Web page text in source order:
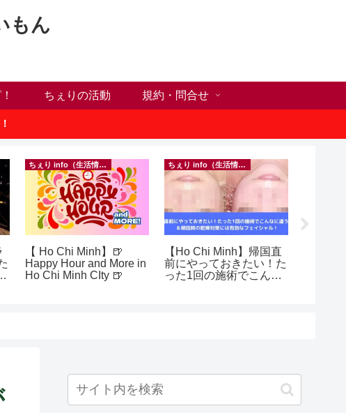
もん
ちぇりの活動 規約・問合せ
ちぇり info（生活情報）
【 Ho Chi Minh】🍺
Happy Hour and More in
Ho Chi Minh CIty 🍺
ちぇり info（生活情報）
【Ho Chi Minh】帰国直
前にやっておきたい！た
った1回の施術でこんな